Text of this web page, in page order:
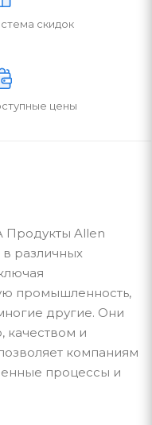
скидок
цены
Продукты Allen
различных
промышленность,
другие. Они
качеством и
компаниям
процессы и